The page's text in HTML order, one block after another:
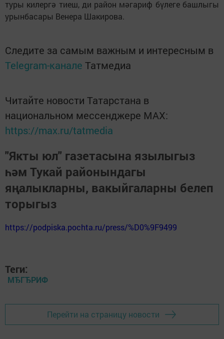
туры килергә тиеш, ди район мәгариф бүлеге башлыгы
урынбасары Венера Шакирова.
Следите за самым важным и интересным в
Telegram-канале Татмедиа
Читайте новости Татарстана в
национальном мессенджере MАХ:
https://max.ru/tatmedia
"Якты юл" газетасына язылыгыз
һәм Тукай районындагы
яңалыкларны, вакыйгаларны белеп
торыгыз
https://podpiska.pochta.ru/press/%D0%9F9499
Теги:
МЂГЂРИФ
Перейти на страницу новости